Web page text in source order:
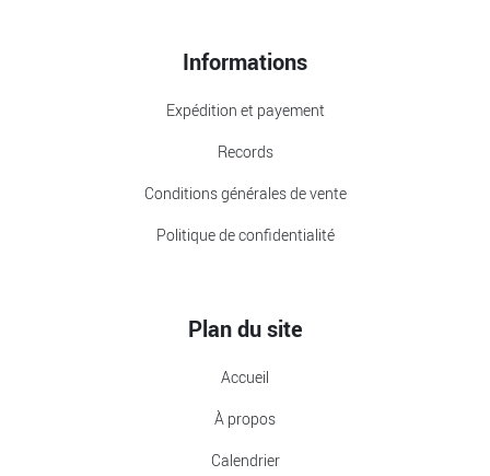
Informations
Expédition et payement
Records
Conditions générales de vente
Politique de confidentialité
Plan du site
Accueil
À propos
Calendrier